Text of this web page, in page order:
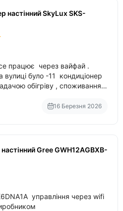
настінний SkyLux SKS-
працює через вайфай .
було -11 кондиціонер
обігріву , споживання
16 Березня 2026
Gree GWH12AGBXB-
управління через wifi